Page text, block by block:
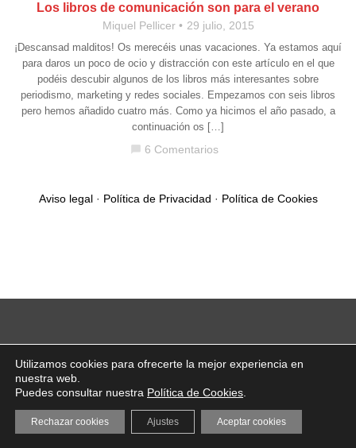
Los libros de comunicación son para el verano
Miquel Pellicer 29 julio, 2015
¡Descansad malditos! Os merecéis unas vacaciones. Ya estamos aquí
para daros un poco de ocio y distracción con este artículo en el que
podéis descubir algunos de los libros más interesantes sobre
periodismo, marketing y redes sociales. Empezamos con seis libros
pero hemos añadido cuatro más. Como ya hicimos el año pasado, a
continuación os […]
chat_bubble 6 Comentarios
Aviso legal· Política de Privacidad · Política de Cookies
Utilizamos cookies para ofrecerte la mejor experiencia en
nuestra web.
Puedes consultar nuestra Política de Cookies
Aceptar cookies
Rechazar cookies Ajustes